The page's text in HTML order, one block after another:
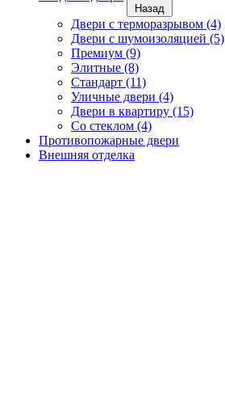
Назад
Двери с терморазрывом (4)
Двери с шумоизоляцией (5)
Премиум (9)
Элитные (8)
Стандарт (11)
Уличные двери (4)
Двери в квартиру (15)
Cо стеклом (4)
Противопожарные двери
Внешняя отделка